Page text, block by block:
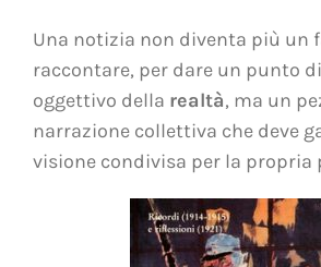
Una notizia non diventa più un
raccontare, per dare un punto
oggettivo della realtà, ma un
narrazione collettiva che deve
visione condivisa per la propria